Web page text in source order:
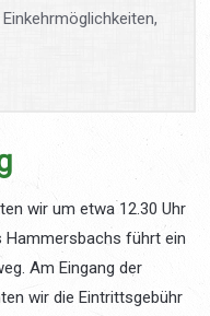
wir um etwa 12.30 Uhr
Hammersbachs führt ein
Am Eingang der
wir die Eintrittsgebühr